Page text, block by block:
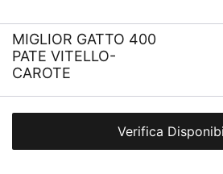
MIGLIOR GATTO 400
PATE VITELLO-
CAROTE
Verifica